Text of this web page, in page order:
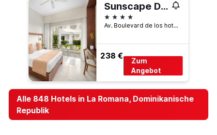
Sunscape Dominicus La Romana
4 Sterne
Av. Boulevard de los hoteles, KM 3.5 Playa Dominicus, Bayahibe, La Romana, La Romana, Dominikanische Republik
238 €
Zum
Angebot
Alle 848 Hotels in La Romana, Dominikanische
Republik